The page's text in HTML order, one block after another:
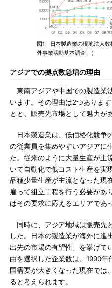
図1 日本製造業の現地法人数
外事業活動基本調査」）
アジアでの拠点数急増の理由
東南アジアや中国での製造業
います。その理由は2つありま
とと、販売先市場として魅力が
日本製造業は、低価格化競争
の従業員を集めやすいアジアに
た。従来のように大量生産が主
いて自動化で低コスト生産を実
品種少量生産が主流となった現
雇って組立工程を行う必要があ
はその要求に応えるエリアであ
同時に、アジア地域は販売先
した。日本の製造業が海外に進
出先の市場の有望性」を挙げて
由を選択した企業数は、1990
国需要が大きくなった現在では
ると考えられます。